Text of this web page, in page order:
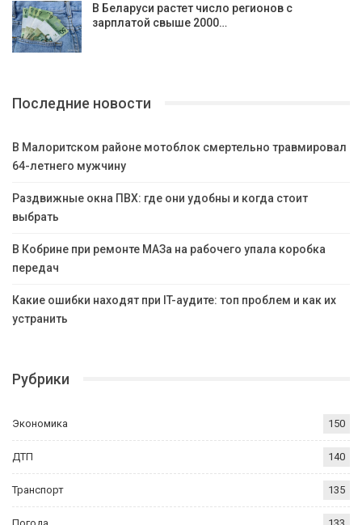
В Беларуси растет число регионов с
зарплатой свыше 2000…
Последние новости
В Малоритском районе мотоблок смертельно травмировал
64-летнего мужчину
Раздвижные окна ПВХ: где они удобны и когда стоит
выбрать
В Кобрине при ремонте МАЗа на рабочего упала коробка
передач
Какие ошибки находят при IT-аудите: топ проблем и как их
устранить
Рубрики
Экономика 150
ДТП 140
Транспорт 135